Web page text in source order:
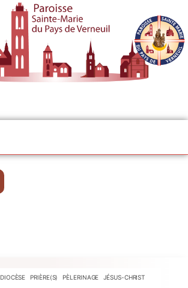
DIOCÈSE PRIÈRE(S) PÈLERINAGE JÉSUS-CHRIST